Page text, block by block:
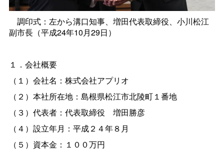
調印式：左から溝口知事、増田代表取締役、小川松江
副市長（平成24年10月29日）
１．会社概要
（１）会社名：株式会社アプリオ
（２）本社所在地：島根県松江市北陵町１番地
（３）代表者：代表取締役 増田勝彦
（４）設立年月：平成２４年８月
（５）資本金：１００万円